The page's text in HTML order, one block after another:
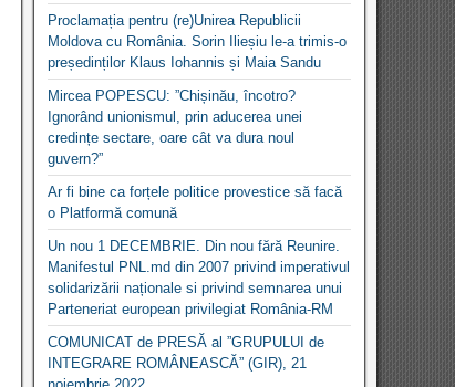
Proclamația pentru (re)Unirea Republicii
Moldova cu România. Sorin Ilieșiu le-a trimis-o
președinților Klaus Iohannis și Maia Sandu
Mircea POPESCU: ”Chișinău, încotro?
Ignorând unionismul, prin aducerea unei
credințe sectare, oare cât va dura noul
guvern?”
Ar fi bine ca forțele politice provestice să facă
o Platformă comună
Un nou 1 DECEMBRIE. Din nou fără Reunire.
Manifestul PNL.md din 2007 privind imperativul
solidarizării naționale si privind semnarea unui
Parteneriat european privilegiat România-RM
COMUNICAT de PRESĂ al ”GRUPULUI de
INTEGRARE ROMÂNEASCĂ” (GIR), 21